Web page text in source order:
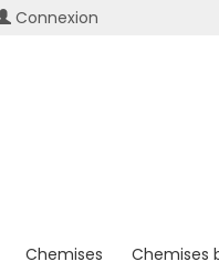
Connexion
Chemises Chemises